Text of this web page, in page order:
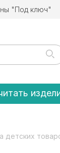
"Под ключ"
детских